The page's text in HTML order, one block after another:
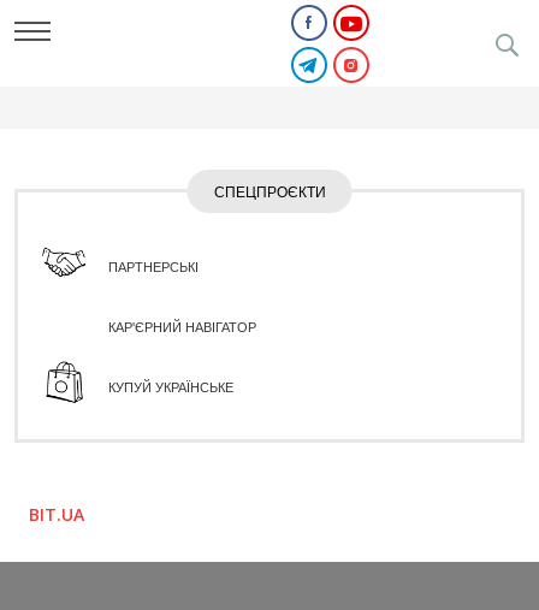
СПЕЦПРОЄКТИ
ПАРТНЕРСЬКІ
КАР'ЄРНИЙ НАВІГАТОР
КУПУЙ УКРАЇНСЬКЕ
BIT.UA